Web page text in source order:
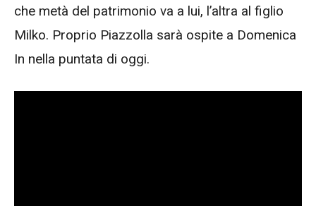
che metà del patrimonio va a lui, l’altra al figlio
Milko. Proprio Piazzolla sarà ospite a Domenica
In nella puntata di oggi.